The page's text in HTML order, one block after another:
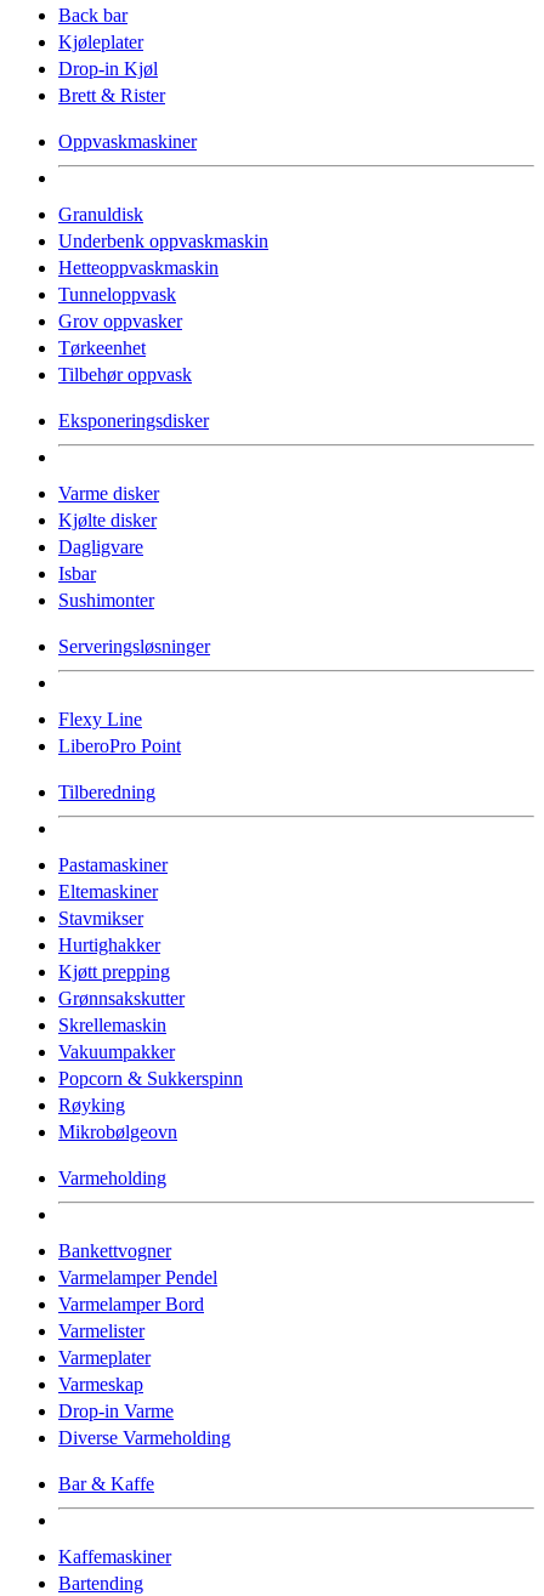
Back bar
Kjøleplater
Drop-in Kjøl
Brett & Rister
Oppvaskmaskiner
Granuldisk
Underbenk oppvaskmaskin
Hetteoppvaskmaskin
Tunneloppvask
Grov oppvasker
Tørkeenhet
Tilbehør oppvask
Eksponeringsdisker
Varme disker
Kjølte disker
Dagligvare
Isbar
Sushimonter
Serveringsløsninger
Flexy Line
LiberoPro Point
Tilberedning
Pastamaskiner
Eltemaskiner
Stavmikser
Hurtighakker
Kjøtt prepping
Grønnsakskutter
Skrellemaskin
Vakuumpakker
Popcorn & Sukkerspinn
Røyking
Mikrobølgeovn
Varmeholding
Bankettvogner
Varmelamper Pendel
Varmelamper Bord
Varmelister
Varmeplater
Varmeskap
Drop-in Varme
Diverse Varmeholding
Bar & Kaffe
Kaffemaskiner
Bartending